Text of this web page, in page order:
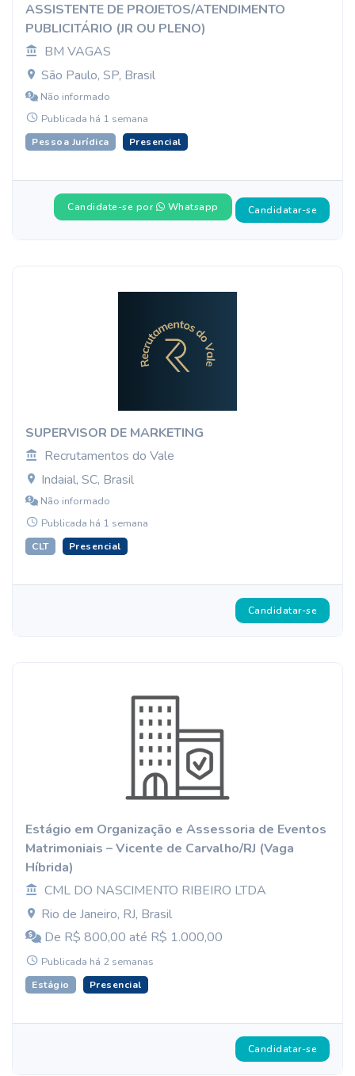
ASSISTENTE DE PROJETOS/ATENDIMENTO
PUBLICITÁRIO (JR OU PLENO)
BM VAGAS
São Paulo, SP, Brasil
Não informado
Publicada há 1 semana
Pessoa Jurídica Presencial
Candidate-se por Whatsapp Candidatar-se
SUPERVISOR DE MARKETING
Recrutamentos do Vale
Indaial, SC, Brasil
Não informado
Publicada há 1 semana
CLT Presencial
Candidatar-se
Estágio em Organização e Assessoria de Eventos
Matrimoniais – Vicente de Carvalho/RJ (Vaga
Híbrida)
CML DO NASCIMENTO RIBEIRO LTDA
Rio de Janeiro, RJ, Brasil
De R$ 800,00 até R$ 1.000,00
Publicada há 2 semanas
Estágio Presencial
Candidatar-se